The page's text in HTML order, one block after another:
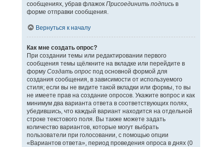
сообщениях, убрав флажок Присоединить подписьв
форме отправки сообщения.
Вернуться к началу
Как мне создать опрос?
При создании темы или редактировании первого
сообщения темы щёлкните на вкладке или перейдите в
форму Создать опроспод основной формой для
создания сообщения, в зависимости от используемого
стиля; если вы не видите такой вкладки или формы, то вы
не имеете прав на создание опросов. Укажите вопрос и как
минимум два варианта ответа в соответствующих полях,
убедившись, что каждый вариант находится на отдельной
строке текстового поля. Вы также можете задать
количество вариантов, которые могут выбрать
пользователи при голосовании, с помощью опции
«Вариантов ответа», период проведения опроса в днях (0